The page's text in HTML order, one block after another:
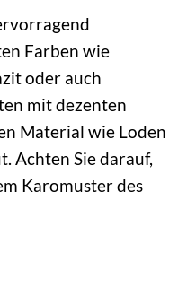
Farben wie
oder auch
mit dezenten
Material wie Loden
Achten Sie darauf,
Karomuster des